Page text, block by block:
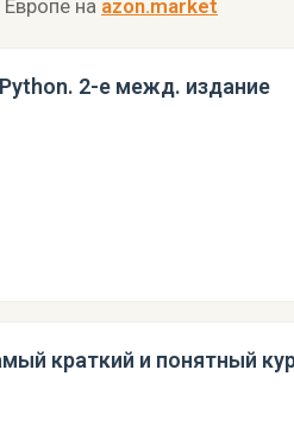
на azon.market
2-е межд. издание
краткий и понятный